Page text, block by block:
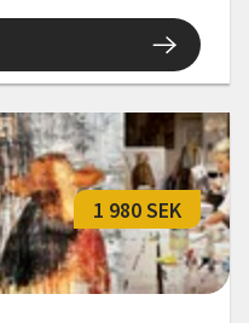
1 980 SEK